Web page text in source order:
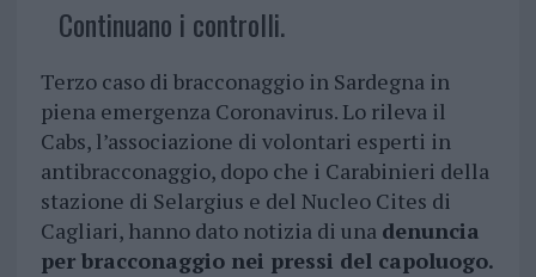
Continuano i controlli.
Terzo caso di bracconaggio in Sardegna in
piena emergenza Coronavirus. Lo rileva il
Cabs, l’associazione di volontari esperti in
antibracconaggio, dopo che i Carabinieri della
stazione di Selargius e del Nucleo Cites di
Cagliari, hanno dato notizia di una denuncia
per bracconaggio nei pressi del capoluogo.